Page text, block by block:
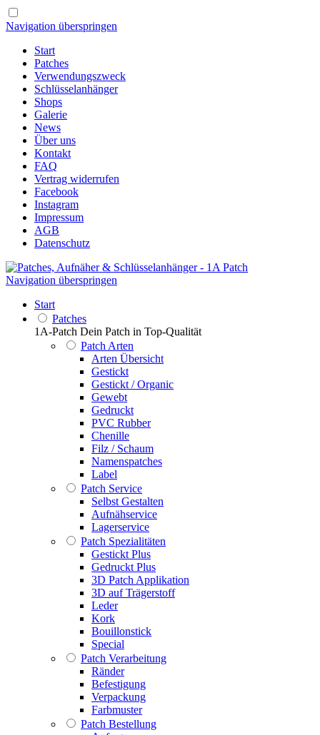
Navigation überspringen
Start
Patches
Verwendungszweck
Schlüsselanhänger
Shops
Galerie
News
Über uns
Kontakt
FAQ
Vertrag widerrufen
Facebook
Instagram
Impressum
AGB
Datenschutz
Navigation überspringen
Start
Patches
1A-Patch Dein Patch in Top-Qualität
Patch Arten
Arten Übersicht
Gestickt
Gestickt / Organic
Gewebt
Gedruckt
PVC Rubber
Chenille
Filz / Schaum
Namenspatches
Label
Patch Service
Selbst Gestalten
Aufnähservice
Lagerservice
Patch Spezialitäten
Gestickt Plus
Gedruckt Plus
3D Patch Applikation
3D auf Trägerstoff
Leder
Kork
Bouillonstick
Special
Patch Verarbeitung
Ränder
Befestigung
Verpackung
Farbmuster
Patch Bestellung